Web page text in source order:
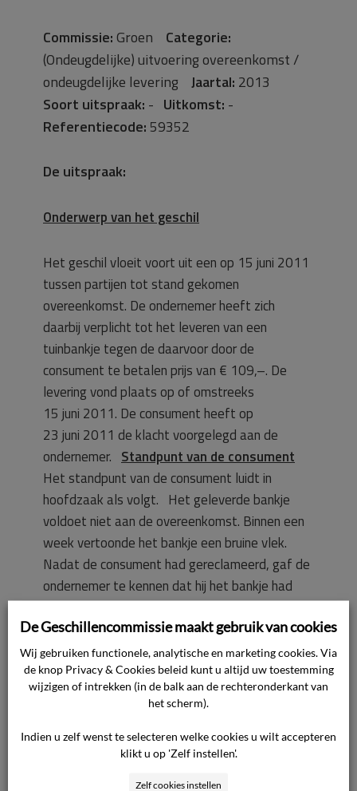
Commissie:Groen Categorie:
(Ondeugdelijke) uitvoering overeenkomst /
ondeugdelijke levering Jaartal: 2013
Soort uitspraak: - Uitkomst: -
Referentiecode: 59352
De uitspraak:
Onderwerp van het geschil
Het geschil vloeit voort uit een op 15 juni 2011
tussen partijen tot stand gekomen
overeenkomst. De ondernemer heeft zich
daarbij verplicht tot het leveren van een
tuinbankje tegen de daarvoor door de
consument te betalen prijs van € 109,–. De
levering vond plaats op of omstreeks
15 juni 2011. De consument heeft op
23 juni 2011 de klacht voorgelegd aan de
ondernemer. Standpunt van de consument
Het standpunt van de consument luidt in
hoofdzaak als volgt. Het geleverde bankje
voldoet niet aan de overeenkomst. Binnen een
week vertoonde het bankje een bruine vlek.
Nadat de consument had gereclameerd, gaf de
ondernemer te kennen dat hij het bankje had
moeten schilderen. Dat was er echter bij de
aankoop niet bij verteld en dat kon en hoefde
de consument ook niet te weten. Zou de
ondernemer bij aankoop van het bankje hebben
verteld dat dit nog geschilderd moest worden,
dan had de consument van aankoop afgezien.
De ondernemer heeft nog aangevoerd dat het
bankje met bruine vlekken in de showroom
stond, zodat de consument had kunnen zien dat
De Geschillencommissie maakt gebruik van cookies
Wij gebruiken functionele, analytische en marketing cookies. Via
de knop Privacy & Cookies beleid kunt u altijd uw toestemming
wijzigen of intrekken (in de balk aan de rechteronderkant van
het scherm).
Indien u zelf wenst te selecteren welke cookies u wilt accepteren
klikt u op 'Zelf instellen'.
Zelf cookies instellen